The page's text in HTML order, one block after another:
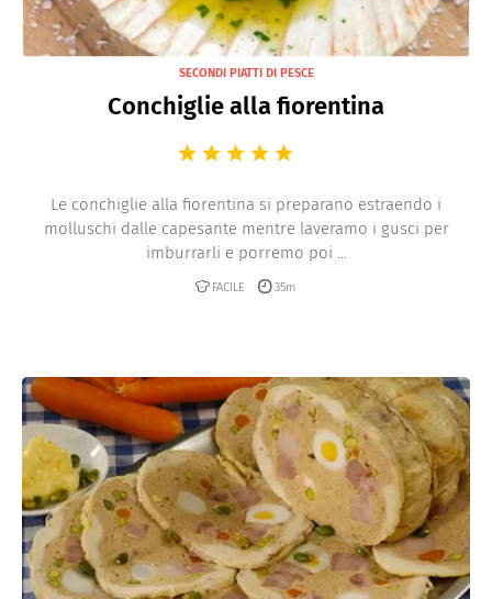
SECONDI PIATTI DI PESCE
Conchiglie alla fiorentina
Le conchiglie alla fiorentina si preparano estraendo i
molluschi dalle capesante mentre laveramo i gusci per
imburrarli e porremo poi ...
FACILE 35m